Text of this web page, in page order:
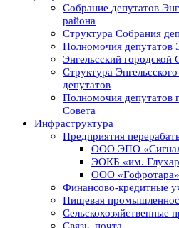
Собрание депутатов
района
Структура Собрания
Полномочия
Энгельсский городской
Структура
депутатов
Полномочия депутатов
Совета
Инфраструктура
Предприятия
ООО ЭПО
ЭОКБ «им.
ООО «Гофротара»
Финансово-кредитные
Пищевая
Сельскохозяйственные